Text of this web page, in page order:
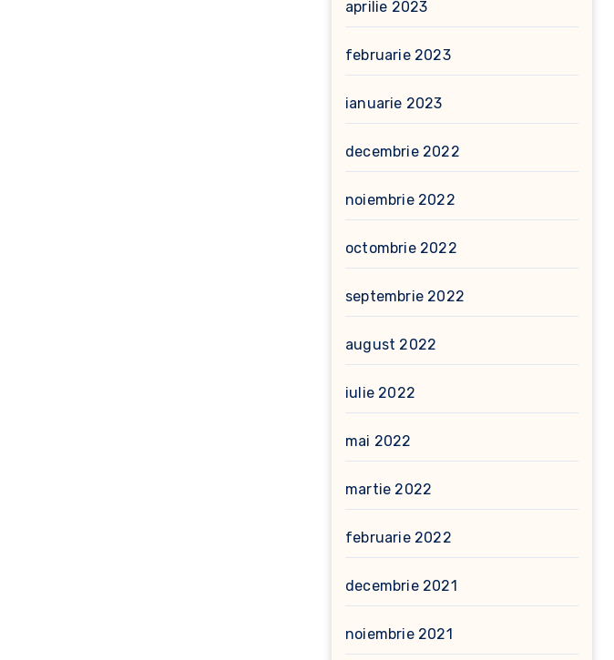
aprilie 2023
februarie 2023
ianuarie 2023
decembrie 2022
noiembrie 2022
octombrie 2022
septembrie 2022
august 2022
iulie 2022
mai 2022
martie 2022
februarie 2022
decembrie 2021
noiembrie 2021